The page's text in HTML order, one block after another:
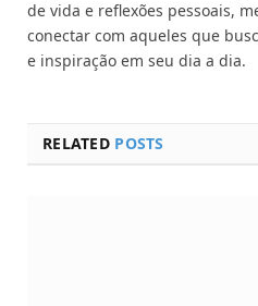
de vida e reflexões pessoais,
conectar com aqueles que
e inspiração em seu dia a dia.
RELATED POSTS